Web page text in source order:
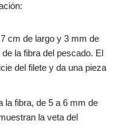
cm de largo y 3 mm de
la fibra del pescado. El
del filete y da una pieza
la fibra, de 5 a 6 mm de
la veta del